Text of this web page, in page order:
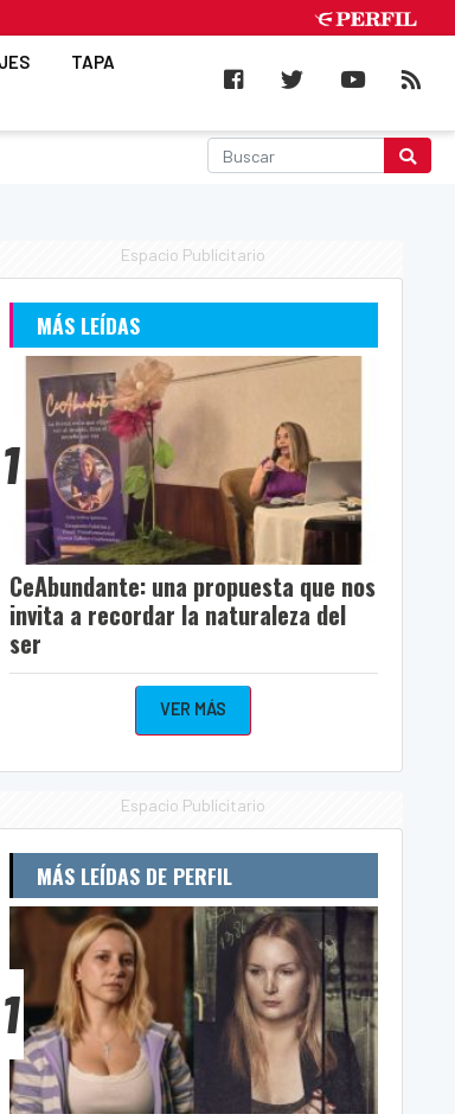
TAPA
Espacio Publicitario
MÁS LEÍDAS
1
CeAbundante: una propuesta que nos
invita a recordar la naturaleza del
ser
VER MÁS
Espacio Publicitario
MÁS LEÍDAS DE PERFIL
1